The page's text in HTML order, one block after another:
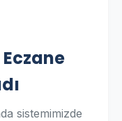
sistemimizde